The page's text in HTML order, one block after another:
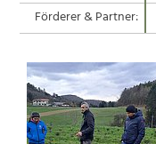
Förderer & Partner: